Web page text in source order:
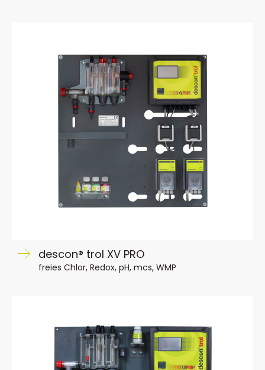
descon® trol XV PRO
freies Chlor, Redox, pH, mcs, WMP